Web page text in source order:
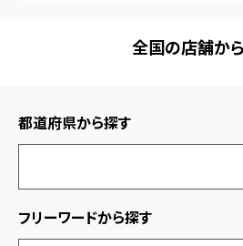
全国の店舗か
都道府県から探す
フリーワードから探す